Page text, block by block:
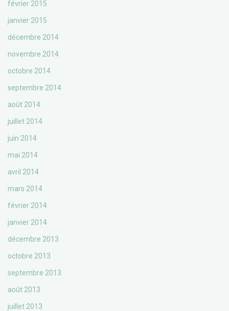
février 2015
janvier 2015
décembre 2014
novembre 2014
octobre 2014
septembre 2014
août 2014
juillet 2014
juin 2014
mai 2014
avril 2014
mars 2014
février 2014
janvier 2014
décembre 2013
octobre 2013
septembre 2013
août 2013
juillet 2013